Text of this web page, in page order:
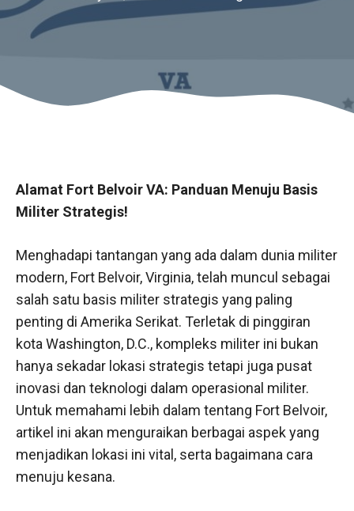
Alamat Fort Belvoir VA: Panduan Menuju Basis
Militer Strategis!
Menghadapi tantangan yang ada dalam dunia militer
modern, Fort Belvoir, Virginia, telah muncul sebagai
salah satu basis militer strategis yang paling
penting di Amerika Serikat. Terletak di pinggiran
kota Washington, D.C., kompleks militer ini bukan
hanya sekadar lokasi strategis tetapi juga pusat
inovasi dan teknologi dalam operasional militer.
Untuk memahami lebih dalam tentang Fort Belvoir,
artikel ini akan menguraikan berbagai aspek yang
menjadikan lokasi ini vital, serta bagaimana cara
menuju kesana.